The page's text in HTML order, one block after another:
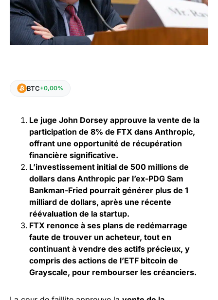
BTC+0,00%
Le juge John Dorsey approuve la vente de la
participation de 8% de FTX dans Anthropic,
offrant une opportunité de récupération
financière significative.
L’investissement initial de 500 millions de
dollars dans Anthropic par l’ex-PDG Sam
Bankman-Fried pourrait générer plus de 1
milliard de dollars, après une récente
réévaluation de la startup.
FTX renonce à ses plans de redémarrage
faute de trouver un acheteur, tout en
continuant à vendre des actifs précieux, y
compris des actions de l’ETF bitcoin de
Grayscale, pour rembourser les créanciers.